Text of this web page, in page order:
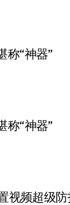
频超级防